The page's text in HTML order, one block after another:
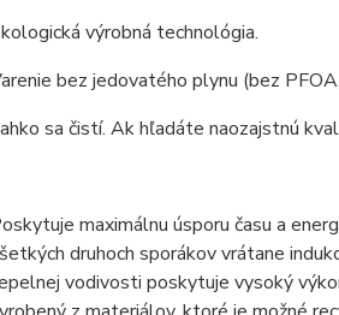
výrobná technológia.
bez jedovatého plynu (bez
sa čistí. Ak hľadáte naozajstnú
maximálnu úsporu času a
druhoch sporákov vrátane
vodivosti poskytuje vysoký